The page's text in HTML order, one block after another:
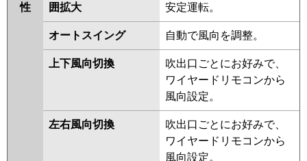
パナソニック PA-P160T7GDNC PA-
P160T7GDNCX PA-P160T7GDC
SSRH160BFD SSRH160BFND
SSRU160BFD SSRU160BFND
SSRHU160BFD
SSRT160BCD
SSRHU160BCD SSRH160BCND
SSRH160BCD SSRU160BCD
SSRU160BCND
RPXB16033MUB RCXB16043MUB
RPXB16033MU RCXB16043MU
RCXB16043XU RPXB16033M
性
囲拡大
安定運転。
オートスイング 自動で風向を調整。
上下風向切換
吹出口ごとにお好みで、
ワイヤードリモコンから
風向設定。
左右風向切換
吹出口ごとにお好みで、
ワイヤードリモコンから
風向設定。